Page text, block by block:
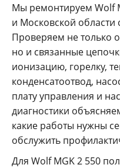
Мы ремонтируем Wolf
и Московской области
Проверяем не только
но и связанные
ионизацию, горелку,
конденсатоотвод,
плату управления и
диагностики
какие работы нужны
обслужить
Для Wolf MGK 2 550